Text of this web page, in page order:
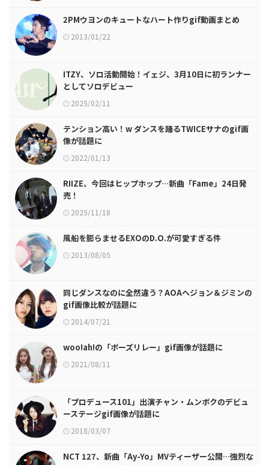
2PMウヨンのキュートなハート作りgif動画まとめ
2013/01/22
ITZY、ソロ活動開始！イェジ、3月10日に初ランナー
としてソロデビュー
2025/02/11
テンション高い！w ダンスを踊るTWICEサナのgif画
像が話題に
2022/01/13
RIIZE、今回はヒップホップ…新曲「Fame」24日発
売！
2025/11/18
風船を膨らませるEXOのD.O.が可愛すぎる件
2013/08/05
同じダンスなのに全然違う？AOAヘジョン＆ジミンの
gif画像比較が話題に
2014/07/21
woo!ah!の「ポーズリレー」gif画像が話題に
2021/08/11
「プロデュース101」出演チャン・ムンボクのデビュ
ーステージgif画像が話題に
2018/03/07
NCT 127、新曲「Ay-Yo」MVティーザー公開…強烈な